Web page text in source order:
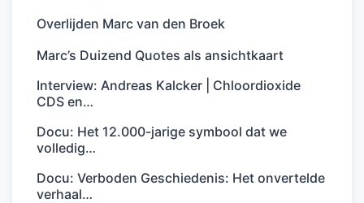
Overlijden Marc van den Broek
Marc’s Duizend Quotes als ansichtkaart
Interview: Andreas Kalcker | Chloordioxide
CDS en…
Docu: Het 12.000-jarige symbool dat we
volledig…
Docu: Verboden Geschiedenis: Het onvertelde
verhaal…